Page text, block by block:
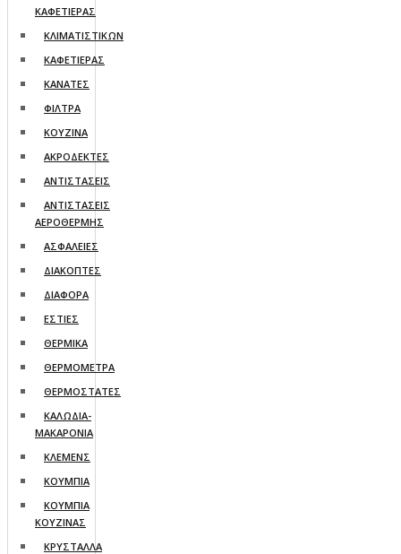
ΚΑΦΕΤΙΕΡΑΣ
ΚΛΙΜΑΤΙΣΤΙΚΩΝ
ΚΑΦΕΤΙΕΡΑΣ
ΚΑΝΑΤΕΣ
ΦΙΛΤΡΑ
ΚΟΥΖΙΝΑ
ΑΚΡΟΔΕΚΤΕΣ
ΑΝΤΙΣΤΑΣΕΙΣ
ΑΝΤΙΣΤΑΣΕΙΣ
ΑΕΡΟΘΕΡΜΗΣ
ΑΣΦΑΛΕΙΕΣ
ΔΙΑΚΟΠΤΕΣ
ΔΙΑΦΟΡΑ
ΕΣΤΙΕΣ
ΘΕΡΜΙΚΑ
ΘΕΡΜΟΜΕΤΡΑ
ΘΕΡΜΟΣΤΑΤΕΣ
ΚΑΛΩΔΙΑ-
ΜΑΚΑΡΟΝΙΑ
ΚΛΕΜΕΝΣ
ΚΟΥΜΠΙΑ
ΚΟΥΜΠΙΑ
ΚΟΥΖΙΝΑΣ
ΚΡΥΣΤΑΛΛΑ